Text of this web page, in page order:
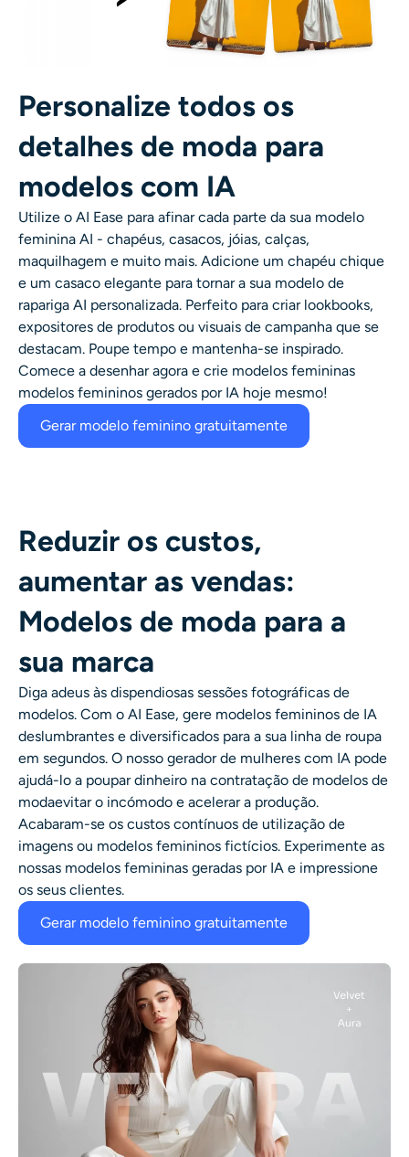
Personalize todos os
detalhes de moda para
modelos com IA
Utilize o AI Ease para afinar cada parte da sua modelo
feminina AI - chapéus, casacos, jóias, calças,
maquilhagem e muito mais. Adicione um chapéu chique
e um casaco elegante para tornar a sua modelo de
rapariga AI personalizada. Perfeito para criar lookbooks,
expositores de produtos ou visuais de campanha que se
destacam. Poupe tempo e mantenha-se inspirado.
Comece a desenhar agora e crie modelos femininas
modelos femininos gerados por IA hoje mesmo!
Gerar modelo feminino gratuitamente
Reduzir os custos,
aumentar as vendas:
Modelos de moda para a
sua marca
Diga adeus às dispendiosas sessões fotográficas de
modelos. Com o AI Ease, gere modelos femininos de IA
deslumbrantes e diversificados para a sua linha de roupa
em segundos. O nosso gerador de mulheres com IA pode
ajudá-lo a poupar dinheiro na contratação de modelos de
modaevitar o incómodo e acelerar a produção.
Acabaram-se os custos contínuos de utilização de
imagens ou modelos femininos fictícios. Experimente as
nossas modelos femininas geradas por IA e impressione
os seus clientes.
Gerar modelo feminino gratuitamente